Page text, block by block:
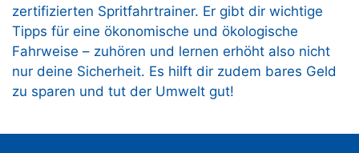
zertifizierten Spritfahrtrainer. Er gibt dir wichtige
Tipps für eine ökonomische und ökologische
Fahrweise – zuhören und lernen erhöht also nicht
nur deine Sicherheit. Es hilft dir zudem bares Geld
zu sparen und tut der Umwelt gut!